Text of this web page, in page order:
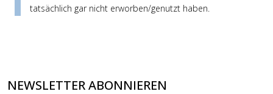
tatsächlich gar nicht erworben/genutzt haben.
NEWSLETTER ABONNIEREN